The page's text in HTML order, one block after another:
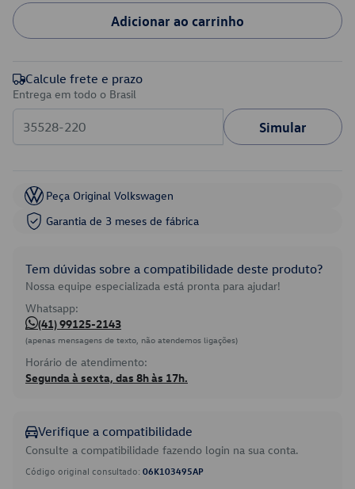
Adicionar ao carrinho
Calcule frete e prazo
Entrega em todo o Brasil
Simular
Peça Original Volkswagen
Garantia de 3 meses de fábrica
Tem dúvidas sobre a compatibilidade deste produto?
Nossa equipe especializada está pronta para ajudar!
Whatsapp:
(41) 99125-2143
(apenas mensagens de texto, não atendemos ligações)
Horário de atendimento:
Segunda à sexta, das 8h às 17h.
Verifique a compatibilidade
Consulte a compatibilidade fazendo login na sua conta.
Código original consultado: 06K103495AP